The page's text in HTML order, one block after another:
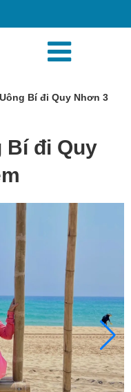
Bí đi Quy Nhơn 3
Bí đi Quy